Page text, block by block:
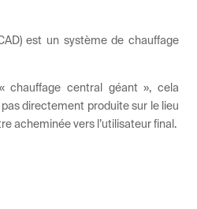
est un système de chauffage
chauffage central géant », cela
directement produite sur le lieu
acheminée vers l’utilisateur final.